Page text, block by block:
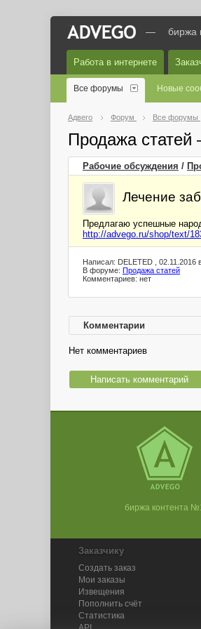
— биржа
Работа в интернете
Все форумы Новые
Адвего Форум Все форумы
Продажа
Рабочие обсуждения /
Лечение
Предлагаю успешные
http://advego.ru/shop/text/
Написал: DELETED , 02.11.2016
В форуме: Продажа статей
Комментариев: нет
Комментарии
Нет комментариев
Написать комментарий
биржа контента
Заказчику
Создать заказ
Мои заказы
Извещения
Пополнить счёт
Статистика